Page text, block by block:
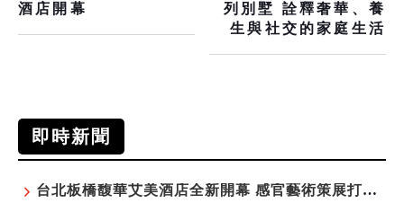
酒店開幕
列別墅 詮釋奢華、養
生與社交的家庭生活
即時新聞
台北板橋馥華艾美酒店全新開幕 感官藝術策展打造旅居新風格